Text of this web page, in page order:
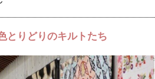
とりどりのキルトたち